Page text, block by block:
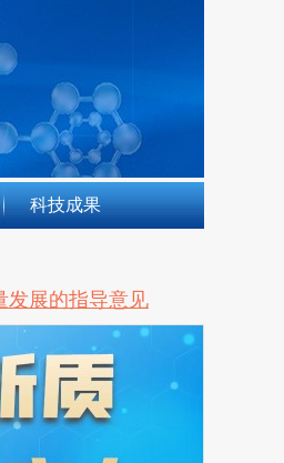
科技成果
发展的指导意见